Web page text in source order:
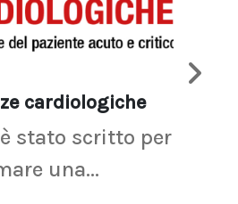
cardiologiche
stato scritto per
una...